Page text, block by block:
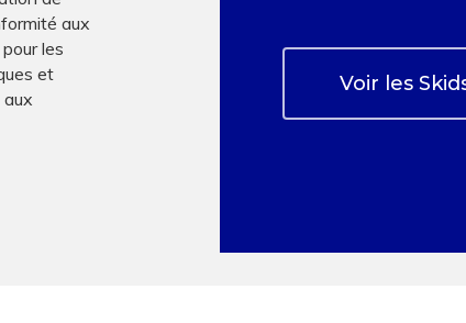
aux
les
et
Voir les